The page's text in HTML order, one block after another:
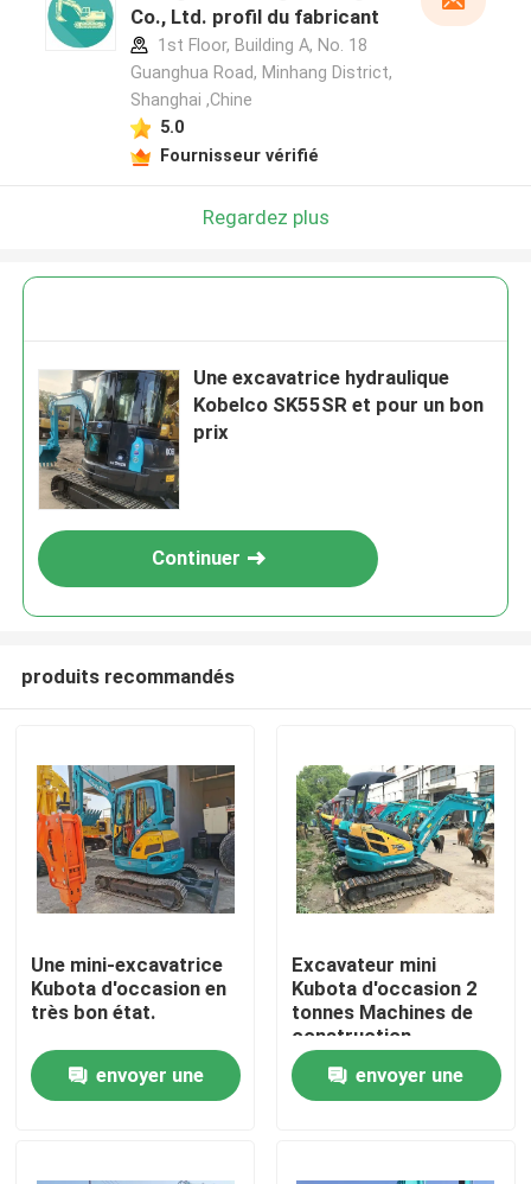
À la maison
Produits
Vidéos
Co., Ltd. profil du fabricant
1st Floor, Building A, No. 18
Guanghua Road, Minhang District,
Shanghai ,Chine
5.0
Fournisseur vérifié
Regardez plus
Une excavatrice hydraulique
Kobelco SK55SR et pour un bon
prix
Continuer
produits recommandés
Une mini-excavatrice
Kubota d'occasion en
très bon état.
envoyer une
Excavateur mini
Kubota d'occasion 2
tonnes Machines de
construction
d'occasion
envoyer une